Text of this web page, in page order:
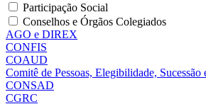
Participação Social
Conselhos e Órgãos Colegiados
AGO e DIREX
CONFIS
COAUD
Comitê de Pessoas, Elegibilidade, Sucessão
CONSAD
CGRC